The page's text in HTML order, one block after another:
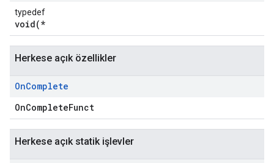
typedef
void(*
Herkese açık özellikler
OnComplete
OnCompleteFunct
Herkese açık statik işlevler